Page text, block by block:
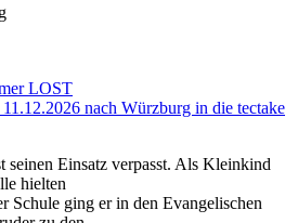
LOST
nach Würzburg in die tectake
seinen Einsatz verpasst. Als Kleinkind
hielten
Schule ging er in den Evangelischen